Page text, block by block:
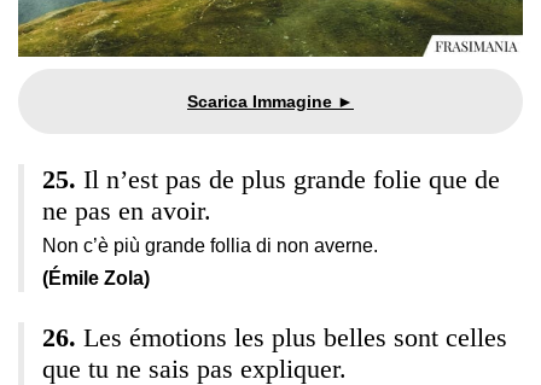
Il n’est pas de plus grande folie que de
ne pas en avoir.
Non c’è più grande follia di non averne.
(Émile Zola)
Les émotions les plus belles sont celles
que tu ne sais pas expliquer.